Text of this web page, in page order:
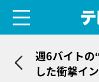
週6バイトの
した衝撃イ